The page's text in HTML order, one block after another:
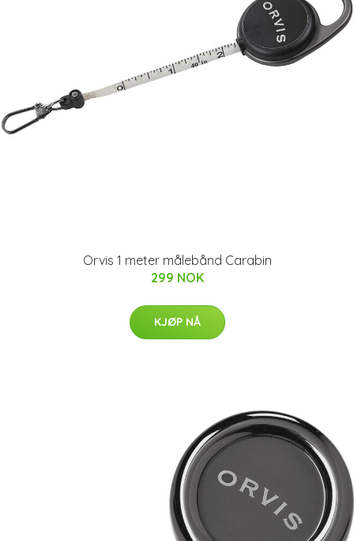
Orvis 1 meter målebånd Carabin
299 NOK
KJØP NÅ